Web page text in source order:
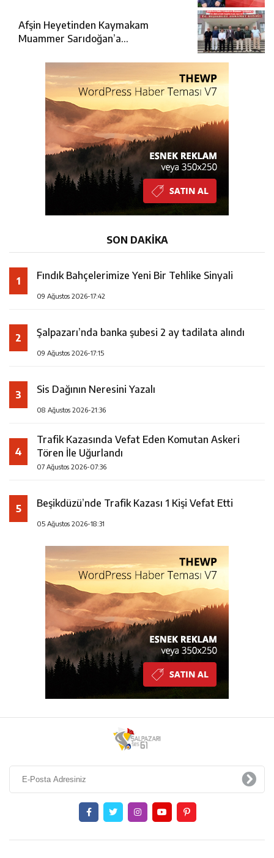
Afşin Heyetinden Kaymakam
Muammer Sarıdoğan’a
SON DAKİKA
1 Fındık Bahçelerimize Yeni Bir Tehlike Sinyali
09 Ağustos 2026-17:42
2 Şalpazarı’nda banka şubesi 2 ay tadilata alındı
09 Ağustos 2026-17:15
3 Sis Dağının Neresini Yazalı
08 Ağustos 2026-21:36
4
Trafik Kazasında Vefat Eden Komutan Askeri
Tören İle Uğurlandı
07 Ağustos 2026-07:36
5 Beşikdüzü’nde Trafik Kazası 1 Kişi Vefat Etti
05 Ağustos 2026-18:31